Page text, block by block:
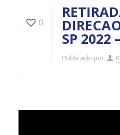
0
SP 2022
Publicado por